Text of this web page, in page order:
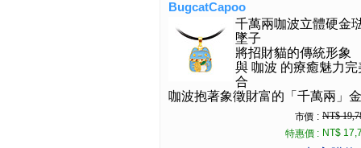
BugcatCapoo
千萬兩咖波立體硬金
墜子
將招財貓的傳統形象
與 咖波 的療癒魅力完
合
咖波抱著象徵財富的「千萬兩」
市價 : NT$
特惠價 : NT$